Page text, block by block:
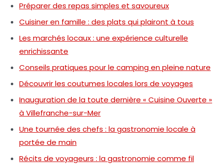
Préparer des repas simples et savoureux
Cuisiner en famille : des plats qui plairont à tous
Les marchés locaux : une expérience culturelle
enrichissante
Conseils pratiques pour le camping en pleine nature
Découvrir les coutumes locales lors de voyages
Inauguration de la toute dernière « Cuisine Ouverte »
à Villefranche-sur-Mer
Une tournée des chefs : la gastronomie locale à
portée de main
Récits de voyageurs : la gastronomie comme fil